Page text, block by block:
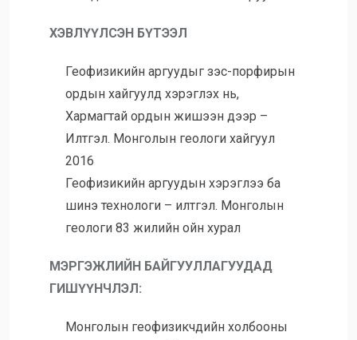
ХЭВЛҮҮЛСЭН БҮТЭЭЛ
Геофизикийн аргуудыг зэс-порфирын
ордын хайгуулд хэрэглэх нь,
Хармагтай ордын жишээн дээр –
Илтгэл. Монголын геологи хайгуул
2016
Геофизикийн аргуудын хэрэглээ ба
шинэ технологи – илтгэл. Монголын
геологи 83 жилийн ойн хурал
МЭРГЭЖЛИЙН БАЙГУУЛЛАГУУДАД
ГИШҮҮНЧЛЭЛ:
Монголын геофизикчдийн холбооны